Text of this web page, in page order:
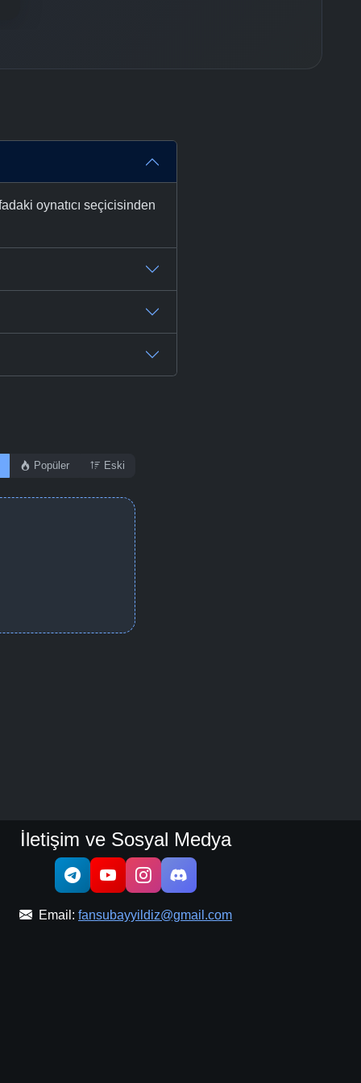
oynatıcı seçicisinden
Popüler Eski
İletişim ve Sosyal Medya
Email: fansubayyildiz@gmail.com